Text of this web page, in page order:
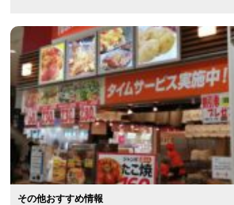
その他おすすめ情報